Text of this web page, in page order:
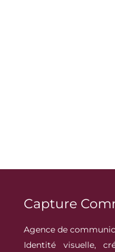
Capture
Agence de
Identité visuelle,